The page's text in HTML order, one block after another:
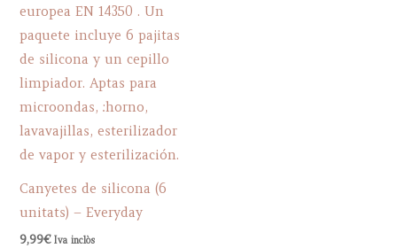
Canyetes de silicona (6
unitats) – Everyday
9,99€ Iva inclòs